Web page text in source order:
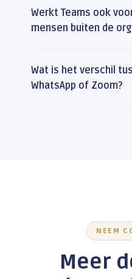
Werkt Teams ook
mensen buiten de
Wat is het verschil
WhatsApp of Zoom?
NEEM
Meer